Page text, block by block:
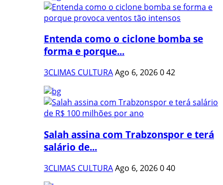
Entenda como o ciclone bomba se
forma e porque...
3CLIMAS CULTURAAgo 6, 2026042
Salah assina com Trabzonspor e terá
salário de...
3CLIMAS CULTURAAgo 6, 2026040